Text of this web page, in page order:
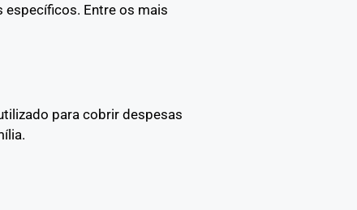
Entre os mais
para cobrir despesas